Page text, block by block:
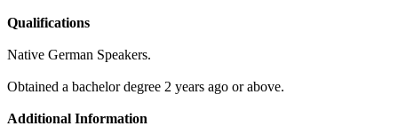
Qualifications
Native German Speakers.
Obtained a bachelor degree 2 years ago or above.
Additional Information